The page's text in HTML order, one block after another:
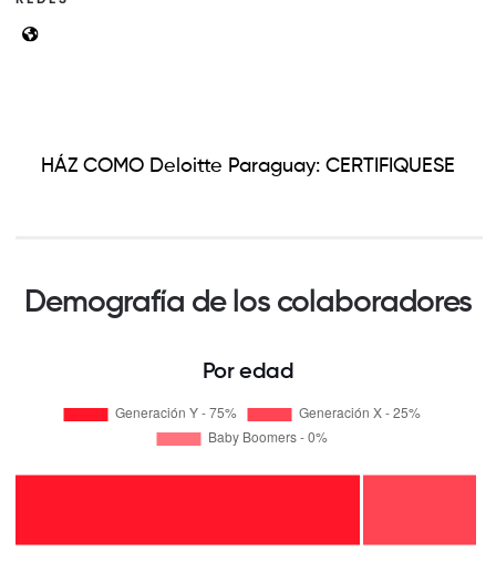
HÁZ COMO Deloitte Paraguay: CERTIFIQUESE
Demografía de los colaboradores
Por edad